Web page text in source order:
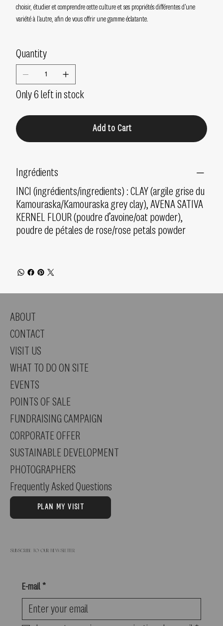
choisir, étudier et comprendre cette culture et ses propriétés différentes d'une
variété à l'autre, afin de vous offrir une gamme éclatante.
Quantity
Only 6 left in stock
Add to Cart
Ingrédients
INCI (ingrédients/ingredients) : CLAY (argile grise du
Kamouraska/Kamouraska grey clay), AVENA SATIVA
KERNEL FLOUR (poudre d’avoine/oat powder),
poudre de pétales de rose/rose petals powder
ABOUT
CONTACT
VISIT US
WHAT TO DO ON SITE
EVENTS
POINTS OF SALE
FUNDRAISING CAMPAIGN
CORPORATE OFFER
SUSTAINABLE DEVELOPMENT
PHOTOGRAPHERS
Frequently Asked Questions
PLAN MY VISIT
Subscribe to our newsletter
E-mail *